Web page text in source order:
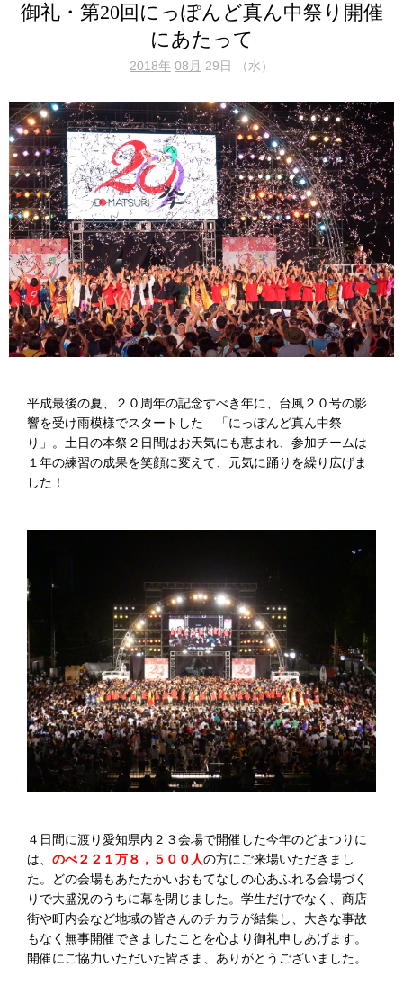
御礼・第20回にっぽんど真ん中祭り開催
にあたって
2018年 08月 29日 （水）
平成最後の夏、２０周年の記念すべき年に、台風２０号の影
響を受け雨模様でスタートした 「にっぽんど真ん中祭
り」。土日の本祭２日間はお天気にも恵まれ、参加チームは
１年の練習の成果を笑顔に変えて、元気に踊りを繰り広げま
した！
４日間に渡り愛知県内２３会場で開催した今年のどまつりに
は、 のべ２２１万８，５００ 人の方にご来場いただきまし
た。どの会場もあたたかいおもてなしの心あふれる会場づく
りで大盛況のうちに幕を閉じました。学生だけでなく、商店
街や町内会など地域の皆さんのチカラが結集し、大きな事故
もなく無事開催できましたことを心より御礼申しあげます。
開催にご協力いただいた皆さま、ありがとうございました。